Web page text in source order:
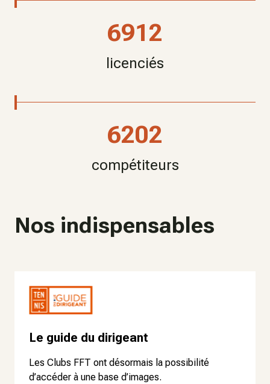
6912
licenciés
6202
compétiteurs
Nos indispensables
Le guide du dirigeant
Les Clubs FFT ont désormais la possibilité
d’accéder à une base d’images.